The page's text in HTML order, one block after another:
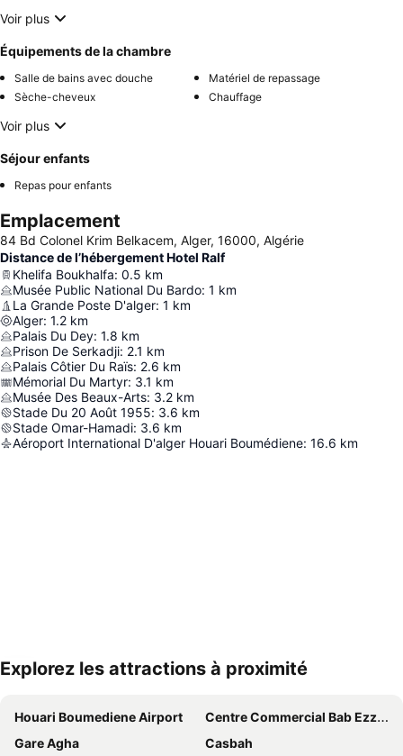
Voir plus
Équipements de la chambre
Salle de bains avec douche
Matériel de repassage
Sèche-cheveux
Chauffage
Voir plus
Séjour enfants
Repas pour enfants
Emplacement
84 Bd Colonel Krim Belkacem, Alger, 16000, Algérie
Distance de l’hébergement Hotel Ralf
Khelifa Boukhalfa: 0.5 km
Musée Public National Du Bardo: 1 km
La Grande Poste D'alger: 1 km
Alger: 1.2 km
Palais Du Dey: 1.8 km
Prison De Serkadji: 2.1 km
Palais Côtier Du Raïs: 2.6 km
Mémorial Du Martyr: 3.1 km
Musée Des Beaux-Arts: 3.2 km
Stade Du 20 Août 1955: 3.6 km
Stade Omar-Hamadi: 3.6 km
Aéroport International D'alger Houari Boumédiene: 16.6 km
Explorez les attractions à proximité
Houari Boumediene Airport
Centre Commercial Bab Ezzouar
Gare Agha
Casbah